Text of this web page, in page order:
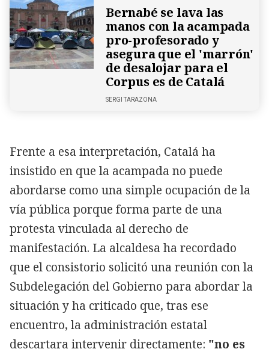
Bernabé se lava las
manos con la acampada
pro-profesorado y
asegura que el 'marrón'
de desalojar para el
Corpus es de Catalá
SERGI TARAZONA
Frente a esa interpretación, Catalá ha
insistido en que la acampada no puede
abordarse como una simple ocupación de la
vía pública porque forma parte de una
protesta vinculada al derecho de
manifestación. La alcaldesa ha recordado
que el consistorio solicitó una reunión con la
Subdelegación del Gobierno para abordar la
situación y ha criticado que, tras ese
encuentro, la administración estatal
descartara intervenir directamente: "no es